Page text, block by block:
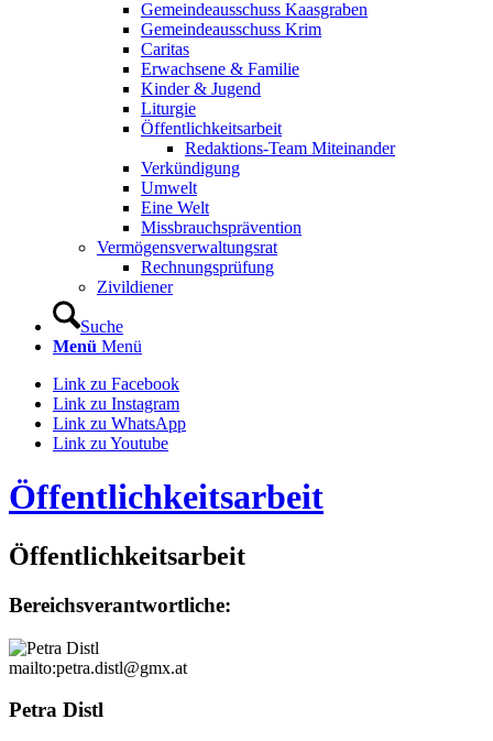
Gemeindeausschuss Kaasgraben
Gemeindeausschuss Krim
Caritas
Erwachsene & Familie
Kinder & Jugend
Liturgie
Öffentlichkeitsarbeit
Redaktions-Team Miteinander
Verkündigung
Umwelt
Eine Welt
Missbrauchsprävention
Vermögensverwaltungsrat
Rechnungsprüfung
Zivildiener
Suche
Menü Menü
Link zu Facebook
Link zu Instagram
Link zu WhatsApp
Link zu Youtube
Öffentlichkeitsarbeit
Öffentlichkeitsarbeit
Bereichsverantwortliche:
mailto:petra.distl@gmx.at
Petra Distl